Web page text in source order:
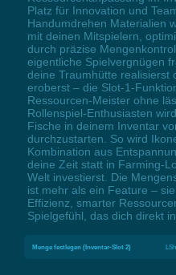
Platz für Innovation und
Handumdrehen Materialien
mit deinen Mitspielern,
durch präzise
eigentliche Spielvergnügen
deine Traumhütte realisierst
eroberst – die Slot-1-
Ressourcen-Meister ohne
Rollenspiel-Enthusiasten
Fische in deinem Inventar
durchzustarten. So wird
Kombination aus
deine Zeit statt in Farming-
Welt investierst. Die
ist mehr als ein Feature –
Effizienz, smarter
Spielgefühl, das dich direkt
Menge festlegen (Inventar-Slot 2)